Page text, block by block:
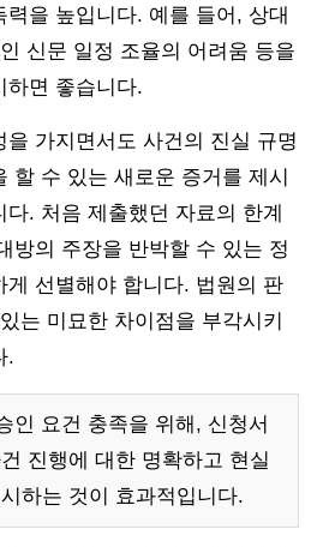
력을 높입니다. 예를 들어, 상대
신문 일정 조율의 어려움 등을
하면 좋습니다.
을 가지면서도 사건의 진실 규명
할 수 있는 새로운 증거를 제시
. 처음 제출했던 자료의 한계
방의 주장을 반박할 수 있는 정
게 선별해야 합니다. 법원의 판
는 미묘한 차이점을 부각시키
.
인 요건 충족을 위해, 신청서
진행에 대한 명확하고 현실
하는 것이 효과적입니다.